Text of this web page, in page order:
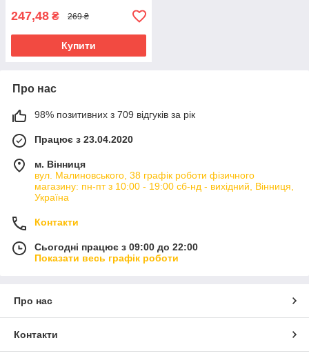
247,48 ₴ 269 ₴
Купити
Про нас
98% позитивних з 709 відгуків за рік
Працює з 23.04.2020
м. Вінниця
вул. Малиновського, 38 графік роботи фізичного
магазину: пн-пт з 10:00 - 19:00 сб-нд - вихідний, Вінниця,
Україна
Контакти
Сьогодні працює з 09:00 до 22:00
Показати весь графік роботи
Про нас
Контакти